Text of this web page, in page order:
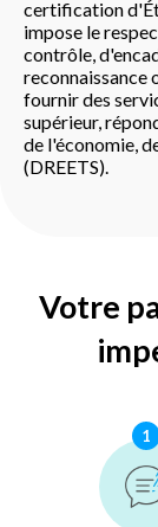
certification
impose le
contrôle,
reconnaissance
fournir des
supérieur,
de l'économie,
(DREETS).
Votre
1